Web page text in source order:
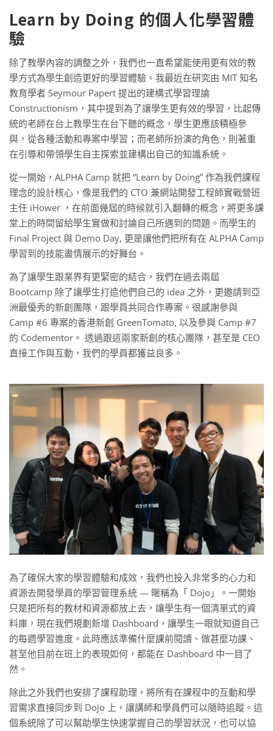
Learn by Doing 的個人化學習體
驗
除了教學內容的調整之外，我們也一直希望能使用更有效的教
學方式為學生創造更好的學習體驗。我最近在研究由 MIT 知名
教育學者 Seymour Papert 提出的建構式學習理論
Constructionism，其中提到為了讓學生更有效的學習，比起傳
統的老師在台上教學生在台下聽的概念，學生更應該積極參
與，從各種活動和專案中學習；而老師所扮演的角色，則著重
在引導和帶領學生自主探索並建構出自己的知識系統。
從一開始，ALPHA Camp 就把 “Learn by Doing” 作為我們課程
理念的設計核心，像是我們的 CTO 兼網站開發工程師實戰營班
主任 iHower ，在前面幾屆的時候就引入翻轉的概念，將更多課
堂上的時間留給學生實做和討論自己所遇到的問題。而學生的
Final Project 與 Demo Day, 更是讓他們把所有在 ALPHA Camp
學習到的技能盡情展示的好舞台。
為了讓學生跟業界有更緊密的結合，我們在過去兩屆
Bootcamp 除了讓學生打造他們自己的 idea 之外，更邀請到亞
洲最優秀的新創團隊，跟學員共同合作專案。很感謝參與
Camp #6 專案的香港新創 GreenTomato, 以及參與 Camp #7
的 Codementor。 透過跟這兩家新創的核心團隊，甚至是 CEO
直接工作與互動，我們的學員都獲益良多。
為了確保大家的學習體驗和成效，我們也投入非常多的心力和
資源去開發學員的學習管理系統 — 暱稱為「 Dojo」。一開始
只是把所有的教材和資源都放上去，讓學生有一個清單式的資
料庫，現在我們規劃新增 Dashboard，讓學生一眼就知道自己
的每週學習進度。此時應該準備什麼課前閱讀、做甚麼功課、
甚至他目前在班上的表現如何，都能在 Dashboard 中一目了
然。
除此之外我們也安排了課程助理，將所有在課程中的互動和學
習需求直接同步到 Dojo 上，讓講師和學員們可以隨時追蹤。這
個系統除了可以幫助學生快速掌握自己的學習狀況，也可以協